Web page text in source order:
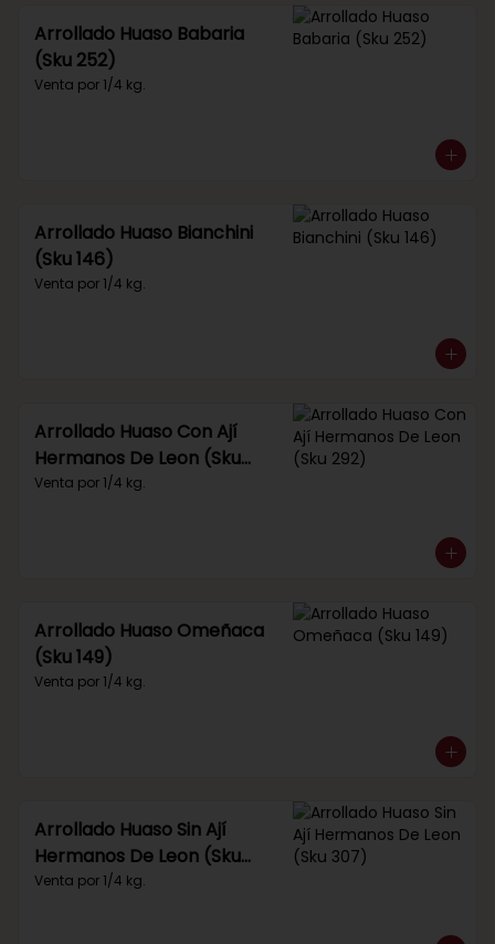
Arrollado Huaso Babaria
(Sku 252)
Venta por 1/4 kg.
Arrollado Huaso Bianchini
(Sku 146)
Venta por 1/4 kg.
Arrollado Huaso Con Ají
Hermanos De Leon (Sku
292)
Venta por 1/4 kg.
Arrollado Huaso Omeñaca
(Sku 149)
Venta por 1/4 kg.
Arrollado Huaso Sin Ají
Hermanos De Leon (Sku
307)
Venta por 1/4 kg.